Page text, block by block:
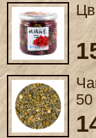
50